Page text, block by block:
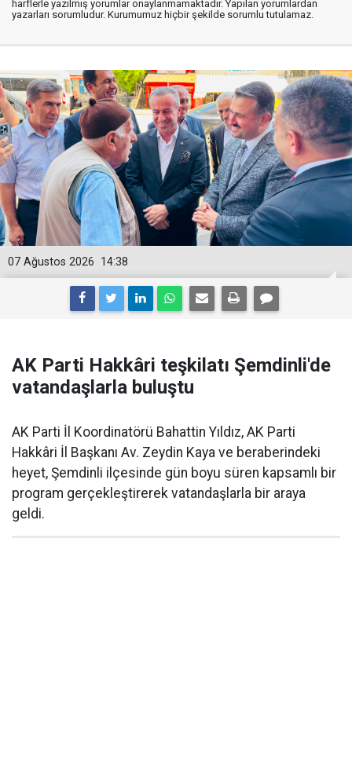
harflerle yazılmış yorumlar onaylanmamaktadır. Yapılan yorumlardan
yazarları sorumludur. Kurumumuz hiçbir şekilde sorumlu tutulamaz.
14:38
07 Ağustos 2026
AK Parti Hakkâri teşkilatı Şemdinli'de
vatandaşlarla buluştu
AK Parti İl Koordinatörü Bahattin Yıldız, AK Parti
Hakkâri İl Başkanı Av. Zeydin Kaya ve beraberindeki
heyet, Şemdinli ilçesinde gün boyu süren kapsamlı bir
program gerçekleştirerek vatandaşlarla bir araya
geldi.